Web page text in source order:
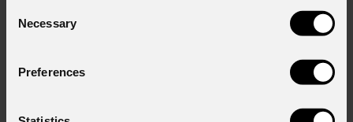
Selection
Necessary
Preferences
Data sheet & specs